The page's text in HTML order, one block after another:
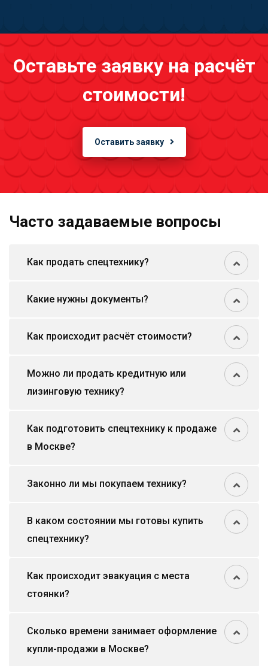
Оставьте заявку на расчёт
стоимости!
Оставить заявку
Часто задаваемые вопросы
Как продать спецтехнику?
Какие нужны документы?
Как происходит расчёт стоимости?
Можно ли продать кредитную или
лизинговую технику?
Как подготовить спецтехнику к продаже
в Москве?
Законно ли мы покупаем технику?
В каком состоянии мы готовы купить
спецтехнику?
Как происходит эвакуация с места
стоянки?
Сколько времени занимает оформление
купли-продажи в Москве?